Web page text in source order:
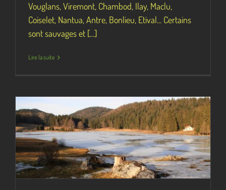
Vouglans, Viremont, Chambod, Ilay, Maclu,
Coiselet, Nantua, Antre, Bonlieu, Etival... Certains
sont sauvages et [...]
Lire la suite